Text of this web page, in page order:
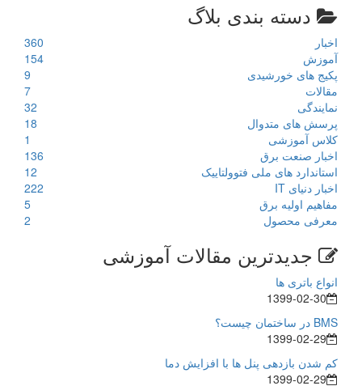
دسته بندی بلاگ
اخبار
360
آموزش
154
پکیج های خورشیدی
9
مقالات
7
نمایندگی
32
پرسش های متدوال
18
کلاس آموزشی
1
اخبار صنعت برق
136
استاندارد های ملی فتوولتاییک
12
اخبار دنیای IT
222
مفاهیم اولیه برق
5
معرفی محصول
2
جدیدترین مقالات آموزشی
انواع باتری ها
1399-02-30
BMS در ساختمان چیست؟
1399-02-29
کم شدن بازدهی پنل ها با افزایش دما
1399-02-29